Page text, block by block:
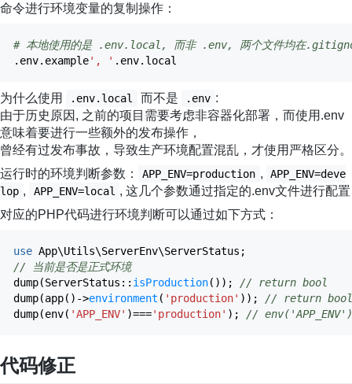
命令进行环境变量的复制操作：
# 本地使用的是 .env.local, 而非 .env, 两个文件均在
.env.example', ' .env.local
为什么使用 .env.local 而不是 .env :
由于历史原因, 之前的项目需要考虑非容器化部署，而使用.env
意味着要进行一些额外的发布操作，
曾经有过发布事故，导致生产环境配置混乱，才使用严格区分。
运行时的环境判断参数：
APP_ENV=production ,
APP_ENV=deve
lop , APP_ENV=local , 这几个参数通过指定的.env文件进行配置
对应的PHP代码进行环境判断可以通过如下方式：
use App\Utils\ServerEnv\ServerStatus ;
// 当前是否是正式环境
dump(ServerStatus :: isProduction( ) ) ;
// return bool
dump(app( ) ->environment ( 'production' ) ) ;
// return bool
dump(env( 'APP_ENV' )==='production' ) ; //
代码修正